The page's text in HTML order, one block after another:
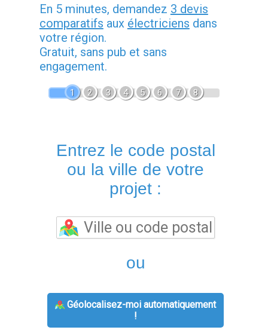
En 5 minutes, demandez 3 devis
comparatifs aux électriciens dans
votre région.
Gratuit, sans pub et sans
engagement.
1 2 3 4 5 6 7 8
Entrez le code postal
ou la ville de votre
projet :
ou
Géolocalisez-moi automatiquement
!